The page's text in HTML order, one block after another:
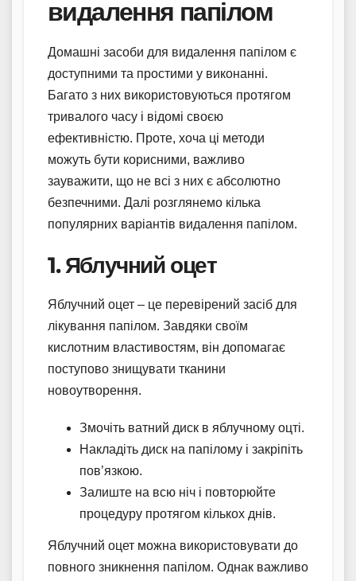
видалення папілом
Домашні засоби для видалення папілом є
доступними та простими у виконанні.
Багато з них використовуються протягом
тривалого часу і відомі своєю
ефективністю. Проте, хоча ці методи
можуть бути корисними, важливо
зауважити, що не всі з них є абсолютно
безпечними. Далі розглянемо кілька
популярних варіантів видалення папілом.
1. Яблучний оцет
Яблучний оцет – це перевірений засіб для
лікування папілом. Завдяки своїм
кислотним властивостям, він допомагає
поступово знищувати тканини
новоутворення.
Змочіть ватний диск в яблучному оцті.
Накладіть диск на папілому і закріпіть
пов’язкою.
Залиште на всю ніч і повторюйте
процедуру протягом кількох днів.
Яблучний оцет можна використовувати до
повного зникнення папілом. Однак важливо